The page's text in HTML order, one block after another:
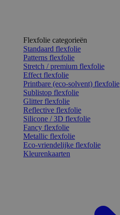
Flexfolie categorieën
Standaard flexfolie
Patterns flexfolie
Stretch / premium flexfolie
Effect flexfolie
Printbare (eco-solvent) flexfolie
Sublistop flexfolie
Glitter flexfolie
Reflective flexfolie
Silicone / 3D flexfolie
Fancy flexfolie
Metallic flexfolie
Eco-vriendelijke flexfolie
Kleurenkaarten